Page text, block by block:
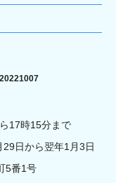
17時15分まで
日から翌年1月3日
5番1号